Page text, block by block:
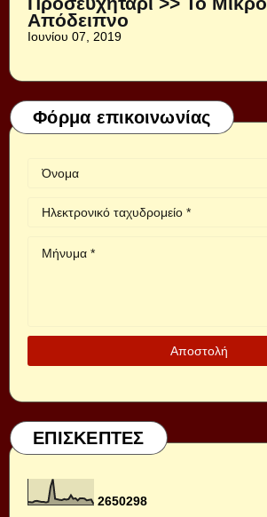
Απόδειπνο
Ιουνίου 07, 2019
Φόρμα επικοινωνίας
ΕΠΙΣΚΕΠΤΕΣ
2650298